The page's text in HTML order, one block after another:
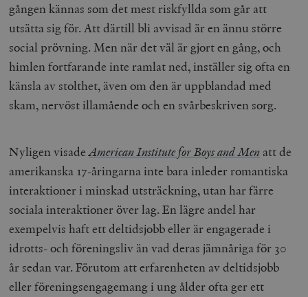
gången kännas som det mest riskfyllda som går att
utsätta sig för. Att därtill bli avvisad är en ännu större
social prövning. Men när det väl är gjort en gång, och
himlen fortfarande inte ramlat ned, inställer sig ofta en
känsla av stolthet, även om den är uppblandad med
skam, nervöst illamående och en svårbeskriven sorg.
Nyligen visade American Institute for Boys and Men att de
amerikanska 17-åringarna inte bara inleder romantiska
interaktioner i minskad utsträckning, utan har färre
sociala interaktioner över lag. En lägre andel har
exempelvis haft ett deltidsjobb eller är engagerade i
idrotts- och föreningsliv än vad deras jämnåriga för 30
år sedan var. Förutom att erfarenheten av deltidsjobb
eller föreningsengagemang i ung ålder ofta ger ett